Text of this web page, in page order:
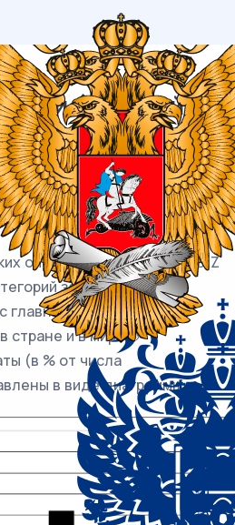
(типовой)
/
/ 09 задание
опросов жителям страны Z
задавали вопрос:
главным источником
стране и в мире?»
(в % от числа
в виде диаграммы.